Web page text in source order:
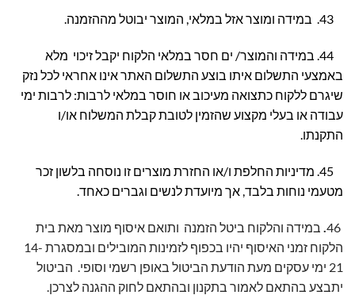
44. במידה והמוצר/ ים חסר במלאי הלקוח יקבל זיכוי מלא
באמצעי התשלום איתו בוצע התשלום האתר אינו אחראי לכל נזק
שיגרם ללקוח כתצואה מעיכוב או חוסר במלאי לרבות: לרבות ימי
עבודה או בעלי מקצוע שהזמין לטובת קבלת המשלוח או/ו
התקנתו.
45. מדיניות החלפת ו/או החזרת מוצרים זו נוסחה בלשון זכר
מטעמי נוחות בלבד, אך מיועדת לנשים וגברים כאחד.
במידה והלקוח ביטל הזמנה ותואם איסוף מוצר מאת בית
הלקוח זמני האיסוף יהיו בכפוף לזמינות המובילים ובמסגרת 14-
21 ימי עסקים מעת הודעת הביטול באופן רשמי וסופי. הביטול
יתבצע בהתאם לאמור בתקנון ובהתאם לחוק ההגנה לצרכן.